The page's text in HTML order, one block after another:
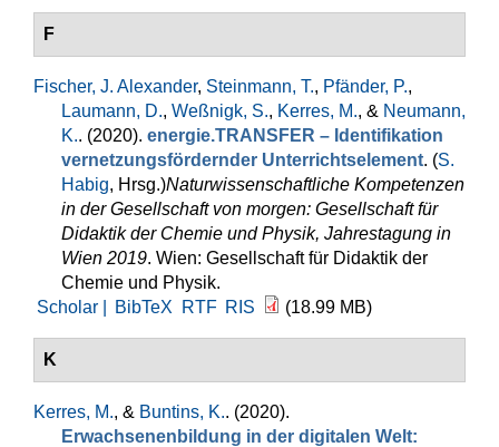
F
Fischer, J. Alexander, Steinmann, T., Pfänder, P.,
Laumann, D., Weßnigk, S., Kerres, M., & Neumann,
K.. (2020). energie.TRANSFER – Identifikation
vernetzungsfördernder Unterrichtselement. (S.
Habig, Hrsg.)Naturwissenschaftliche Kompetenzen
in der Gesellschaft von morgen: Gesellschaft für
Didaktik der Chemie und Physik, Jahrestagung in
Wien 2019. Wien: Gesellschaft für Didaktik der
Chemie und Physik.
Scholar |
BibTeX RTF RIS (18.99 MB)
K
Kerres, M., & Buntins, K.. (2020).
Erwachsenenbildung in der digitalen Welt: